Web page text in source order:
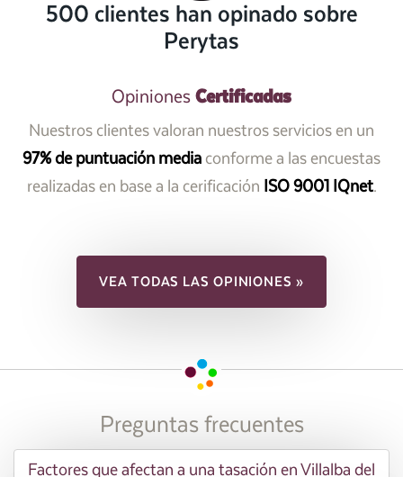
500 clientes han opinado sobre
Perytas
Opiniones Certificadas
Nuestros clientes valoran nuestros servicios en un
97% de puntuación mediaconforme a las encuestas
realizadas en base a la cerificación ISO 9001 IQnet.
VEA TODAS LAS OPINIONES »
Preguntas frecuentes
Factores que afectan a una tasación en Villalba del